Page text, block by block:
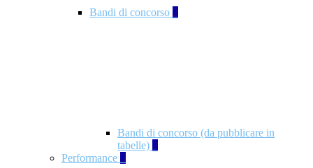
Bandi di concorso 2
Bandi di concorso (da pubblicare in
tabelle) 2
Performance 5